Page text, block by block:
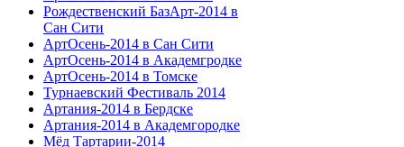
Рождественский БазАрт-2014 в
Сан Сити
АртОсень-2014 в Сан Сити
АртОсень-2014 в Академгродке
АртОсень-2014 в Томске
Турнаевский Фестиваль 2014
Артания-2014 в Бердске
Артания-2014 в Академгородке
Мёд Тартарии-2014